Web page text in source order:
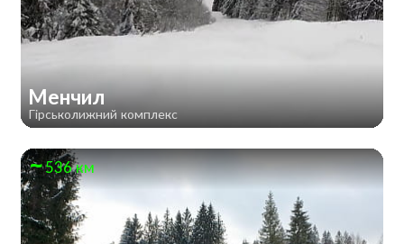
Менчил
Гірськолижний комплекс
536 км